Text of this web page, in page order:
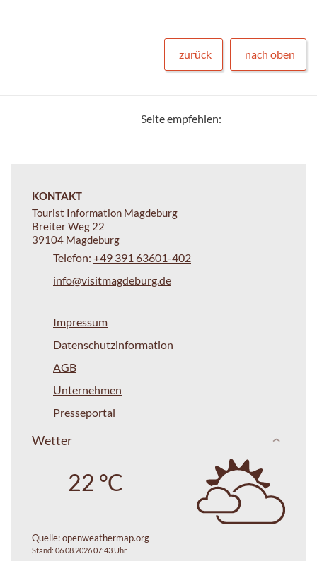
zurück nach oben
Seite empfehlen:
KONTAKT
Tourist Information Magdeburg
Breiter Weg 22
39104 Magdeburg
Telefon: +49 391 63601-402
info@visitmagdeburg.de
Impressum
Datenschutzinformation
AGB
Unternehmen
Presseportal
Wetter
22 °C
Quelle:openweathermap.org
Stand: 06.08.2026 07:43 Uhr